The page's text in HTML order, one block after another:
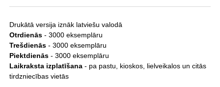
Drukātā versija iznāk latviešu valodā
Otrdienās- 3000 eksemplāru
Trešdienās- 3000 eksemplāru
Piektdienās- 3000 eksemplāru
Laikraksta izplatīšana- pa pastu, kioskos, lielveikalos un citās
tirdzniecības vietās